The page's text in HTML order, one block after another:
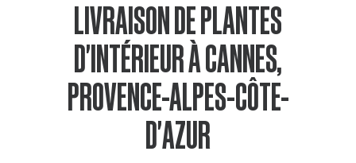
LIVRAISON DE PLANTES
D'INTÉRIEUR À CANNES,
PROVENCE-ALPES-CÔTE-
D'AZUR